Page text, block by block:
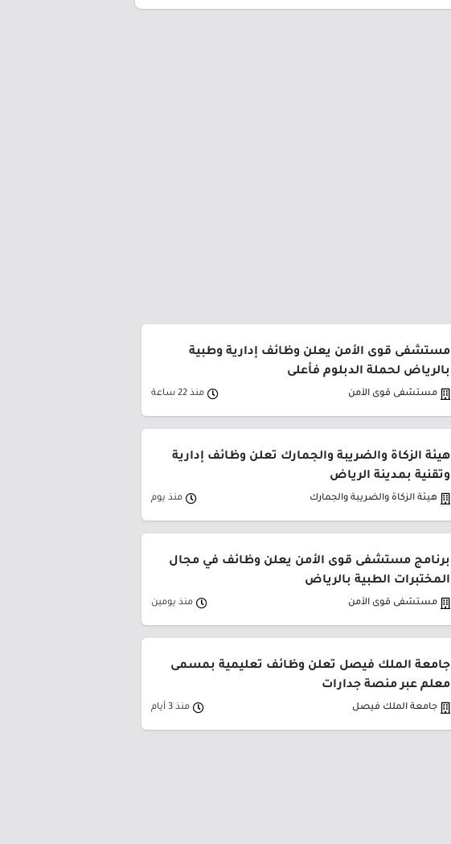
مستشفى قوى الأمن يعلن وظائف إدارية وطبية
بالرياض لحملة الدبلوم فأعلى
مستشفى قوى الأمن منذ 22 ساعة
هيئة الزكاة والضريبة والجمارك تعلن وظائف إدارية
وتقنية بمدينة الرياض
هيئة الزكاة والضريبة والجمارك منذ يوم
برنامج مستشفى قوى الأمن يعلن وظائف في مجال
المختبرات الطبية بالرياض
مستشفى قوى الأمن منذ يومين
جامعة الملك فيصل تعلن وظائف تعليمية بمسمى
معلم عبر منصة جدارات
جامعة الملك فيصل منذ 3 أيام